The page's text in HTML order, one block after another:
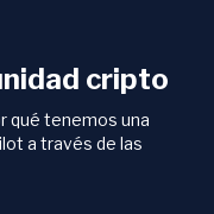
cripto
qué tenemos una
a través de las